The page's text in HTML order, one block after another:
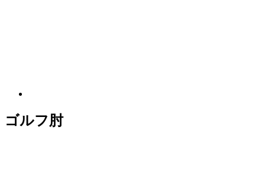
ゴルフ肘